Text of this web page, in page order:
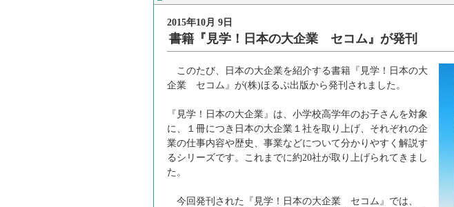
2015年10月 9日
書籍『見学！日本の大企業 セコム』が発刊
このたび、日本の大企業を紹介する書籍『見学！日本の大
企業 セコム』が(株)ほるぷ出版から発刊されました。
『見学！日本の大企業』は、小学校高学年のお子さんを対象
に、１冊につき日本の大企業１社を取り上げ、それぞれの企
業の仕事内容や歴史、事業などについて分かりやすく解説す
るシリーズです。これまでに約20社が取り上げられてきまし
た。
今回発刊された『見学！日本の大企業 セコム』では、